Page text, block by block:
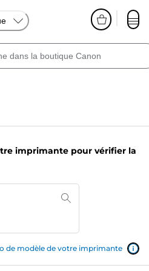
imprimante pour vérifier la
de modèle de votre imprimante